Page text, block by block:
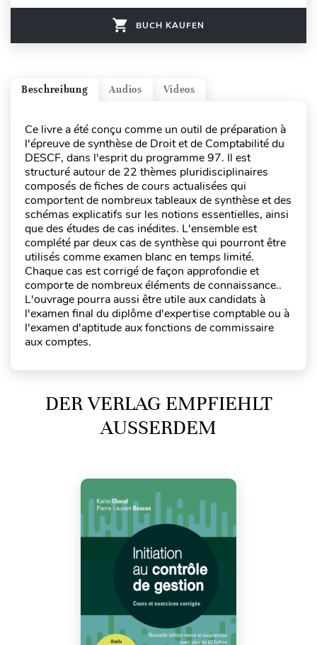
BUCH KAUFEN
Videos
Audios
Beschreibung
Ce livre a été conçu comme un outil de préparation à
l'épreuve de synthèse de Droit et de Comptabilité du
DESCF, dans l'esprit du programme 97. Il est
structuré autour de 22 thèmes pluridisciplinaires
composés de fiches de cours actualisées qui
comportent de nombreux tableaux de synthèse et des
schémas explicatifs sur les notions essentielles, ainsi
que des études de cas inédites. L'ensemble est
complété par deux cas de synthèse qui pourront être
utilisés comme examen blanc en temps limité.
Chaque cas est corrigé de façon approfondie et
comporte de nombreux éléments de connaissance..
L'ouvrage pourra aussi être utile aux candidats à
l'examen final du diplôme d'expertise comptable ou à
l'examen d'aptitude aux fonctions de commissaire
aux comptes.
DER VERLAG EMPFIEHLT
AUSSERDEM